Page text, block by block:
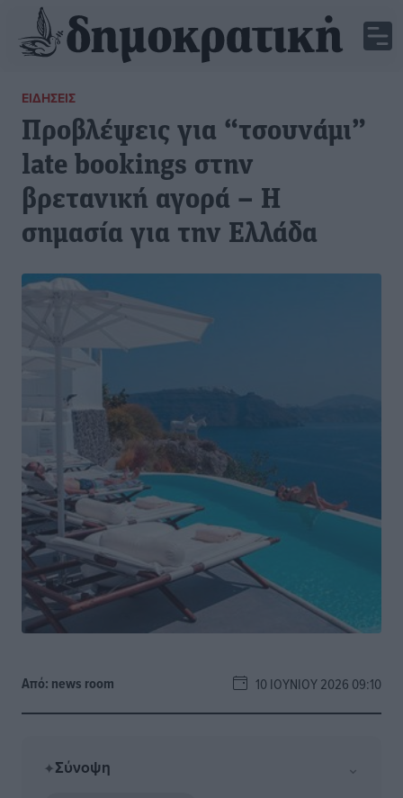
ΕΙΔΉΣΕΙΣ
Προβλέψεις για “τσουνάμι”
late bookings στην
βρετανική αγορά – Η
σημασία για την Ελλάδα
Από: news room 10 ΙΟΥΝΊΟΥ 2026 09:10
✦Σύνοψη ⌄